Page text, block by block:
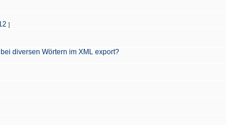
]
diversen Wörtern im XML export?